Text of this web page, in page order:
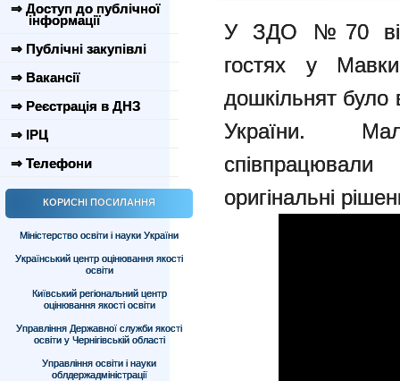
⇒ Доступ до публічної
інформації
⇒ Публічні закупівлі
⇒ Вакансії
⇒ Реєстрація в ДНЗ
⇒ ІРЦ
⇒ Телефони
КОРИСНІ ПОСИЛАННЯ
Міністерство освіти і науки України
Український центр оцінювання якості
освіти
Київський регіональний центр
оцінювання якості освіти
Управління Державної служби якості
освіти у Чернігівській області
Управління освіти і науки
облдержадміністрації
У ЗДО №70
гостях у
дошкільнят було
України.
оригінальні